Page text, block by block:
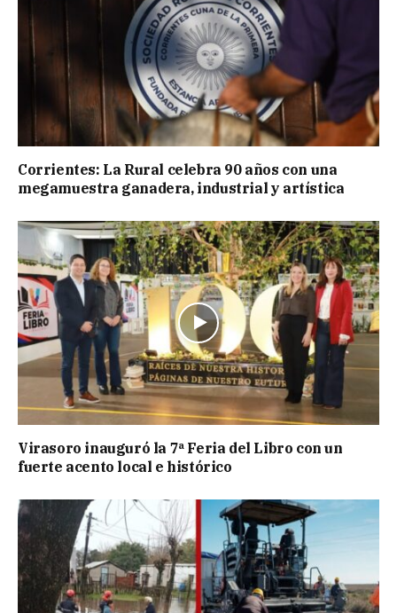
Corrientes: La Rural celebra 90 años con una
megamuestra ganadera, industrial y artística
Virasoro inauguró la 7ª Feria del Libro con un
fuerte acento local e histórico